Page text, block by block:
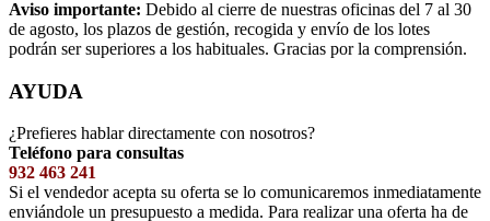
Aviso importante: Debido al cierre de nuestras oficinas del 7 al 30
de agosto, los plazos de gestión, recogida y envío de los lotes
podrán ser superiores a los habituales. Gracias por la comprensión.
AYUDA
¿Prefieres hablar directamente con nosotros?
Teléfono para consultas
932 463 241
Si el vendedor acepta su oferta se lo comunicaremos inmediatamente
enviándole un presupuesto a medida. Para realizar una oferta ha de